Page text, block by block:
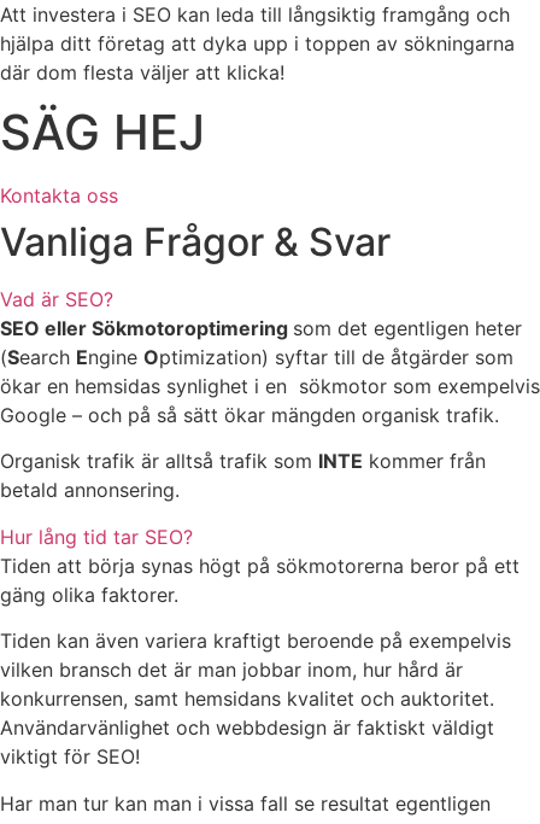
Att investera i SEO kan leda till långsiktig framgång och
hjälpa ditt företag att dyka upp i toppen av sökningarna
där dom flesta väljer att klicka!
SÄG HEJ
Kontakta oss
Vanliga Frågor & Svar
Vad är SEO?
SEO eller Sökmotoroptimering som det egentligen heter
(Search Engine Optimization) syftar till de åtgärder som
ökar en hemsidas synlighet i en sökmotor som exempelvis
Google – och på så sätt ökar mängden organisk trafik.
Organisk trafik är alltså trafik som INTE kommer från
betald annonsering.
Hur lång tid tar SEO?
Tiden att börja synas högt på sökmotorerna beror på ett
gäng olika faktorer.
Tiden kan även variera kraftigt beroende på exempelvis
vilken bransch det är man jobbar inom, hur hård är
konkurrensen, samt hemsidans kvalitet och auktoritet.
Användarvänlighet och webbdesign är faktiskt väldigt
viktigt för SEO!
Har man tur kan man i vissa fall se resultat egentligen